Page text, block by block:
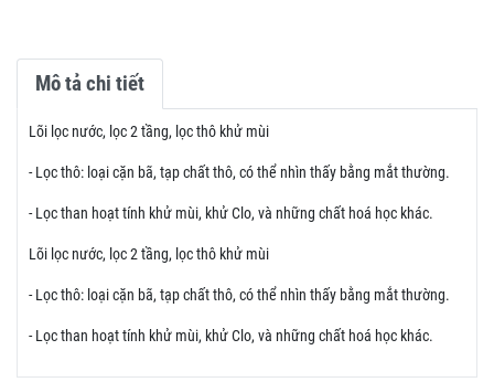
Mô tả chi tiết
Lõi lọc nước, lọc 2 tầng, lọc thô khử mùi
- Lọc thô: loại cặn bã, tạp chất thô, có thể nhìn thấy bằng mắt thường.
- Lọc than hoạt tính khử mùi, khử Clo, và những chất hoá học khác.
Lõi lọc nước, lọc 2 tầng, lọc thô khử mùi
- Lọc thô: loại cặn bã, tạp chất thô, có thể nhìn thấy bằng mắt thường.
- Lọc than hoạt tính khử mùi, khử Clo, và những chất hoá học khác.